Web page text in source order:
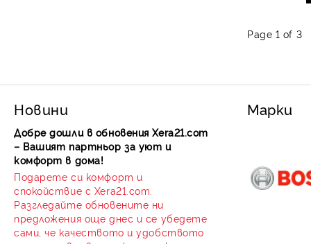
Page 1 of 3
Новини
Добре дошли в обновения Xera21.com
– Вашият партньор за уют и
комфорт в дома!
Подарете си комфорт и
спокойствие с Xera21.com.
Разгледайте обновените ни
предложения още днес и се убедете
сами, че качеството и удобството
Марки